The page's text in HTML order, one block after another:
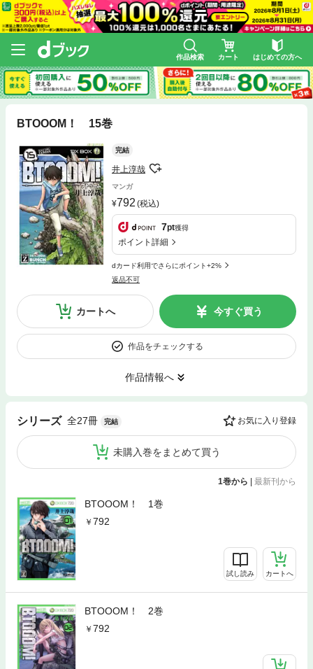
作品検索 カート はじめての方へ
BTOOOM！ 15巻
完結
井上淳哉
マンガ
792 (税込)
7pt獲得
ポイント詳細
dカード利用でさらにポイント+2%
返品不可
カートへ 今すぐ買う
作品をチェックする
作品情報へ
シリーズ 全27冊 完結 お気に入り登録
未購入巻をまとめて買う
1巻から 最新刊から
BTOOOM！ 1巻
792
試し読み カートへ
BTOOOM！ 2巻
792